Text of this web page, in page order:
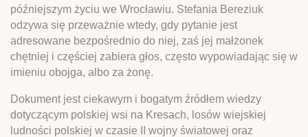
późniejszym życiu we Wrocławiu. Stefania Bereziuk
odzywa się przeważnie wtedy, gdy pytanie jest
adresowane bezpośrednio do niej, zaś jej małżonek
chętniej i częściej zabiera głos, często wypowiadając się w
imieniu obojga, albo za żonę.
Dokument jest ciekawym i bogatym źródłem wiedzy
dotyczącym polskiej wsi na Kresach, losów wiejskiej
ludności polskiej w czasie II wojny światowej oraz